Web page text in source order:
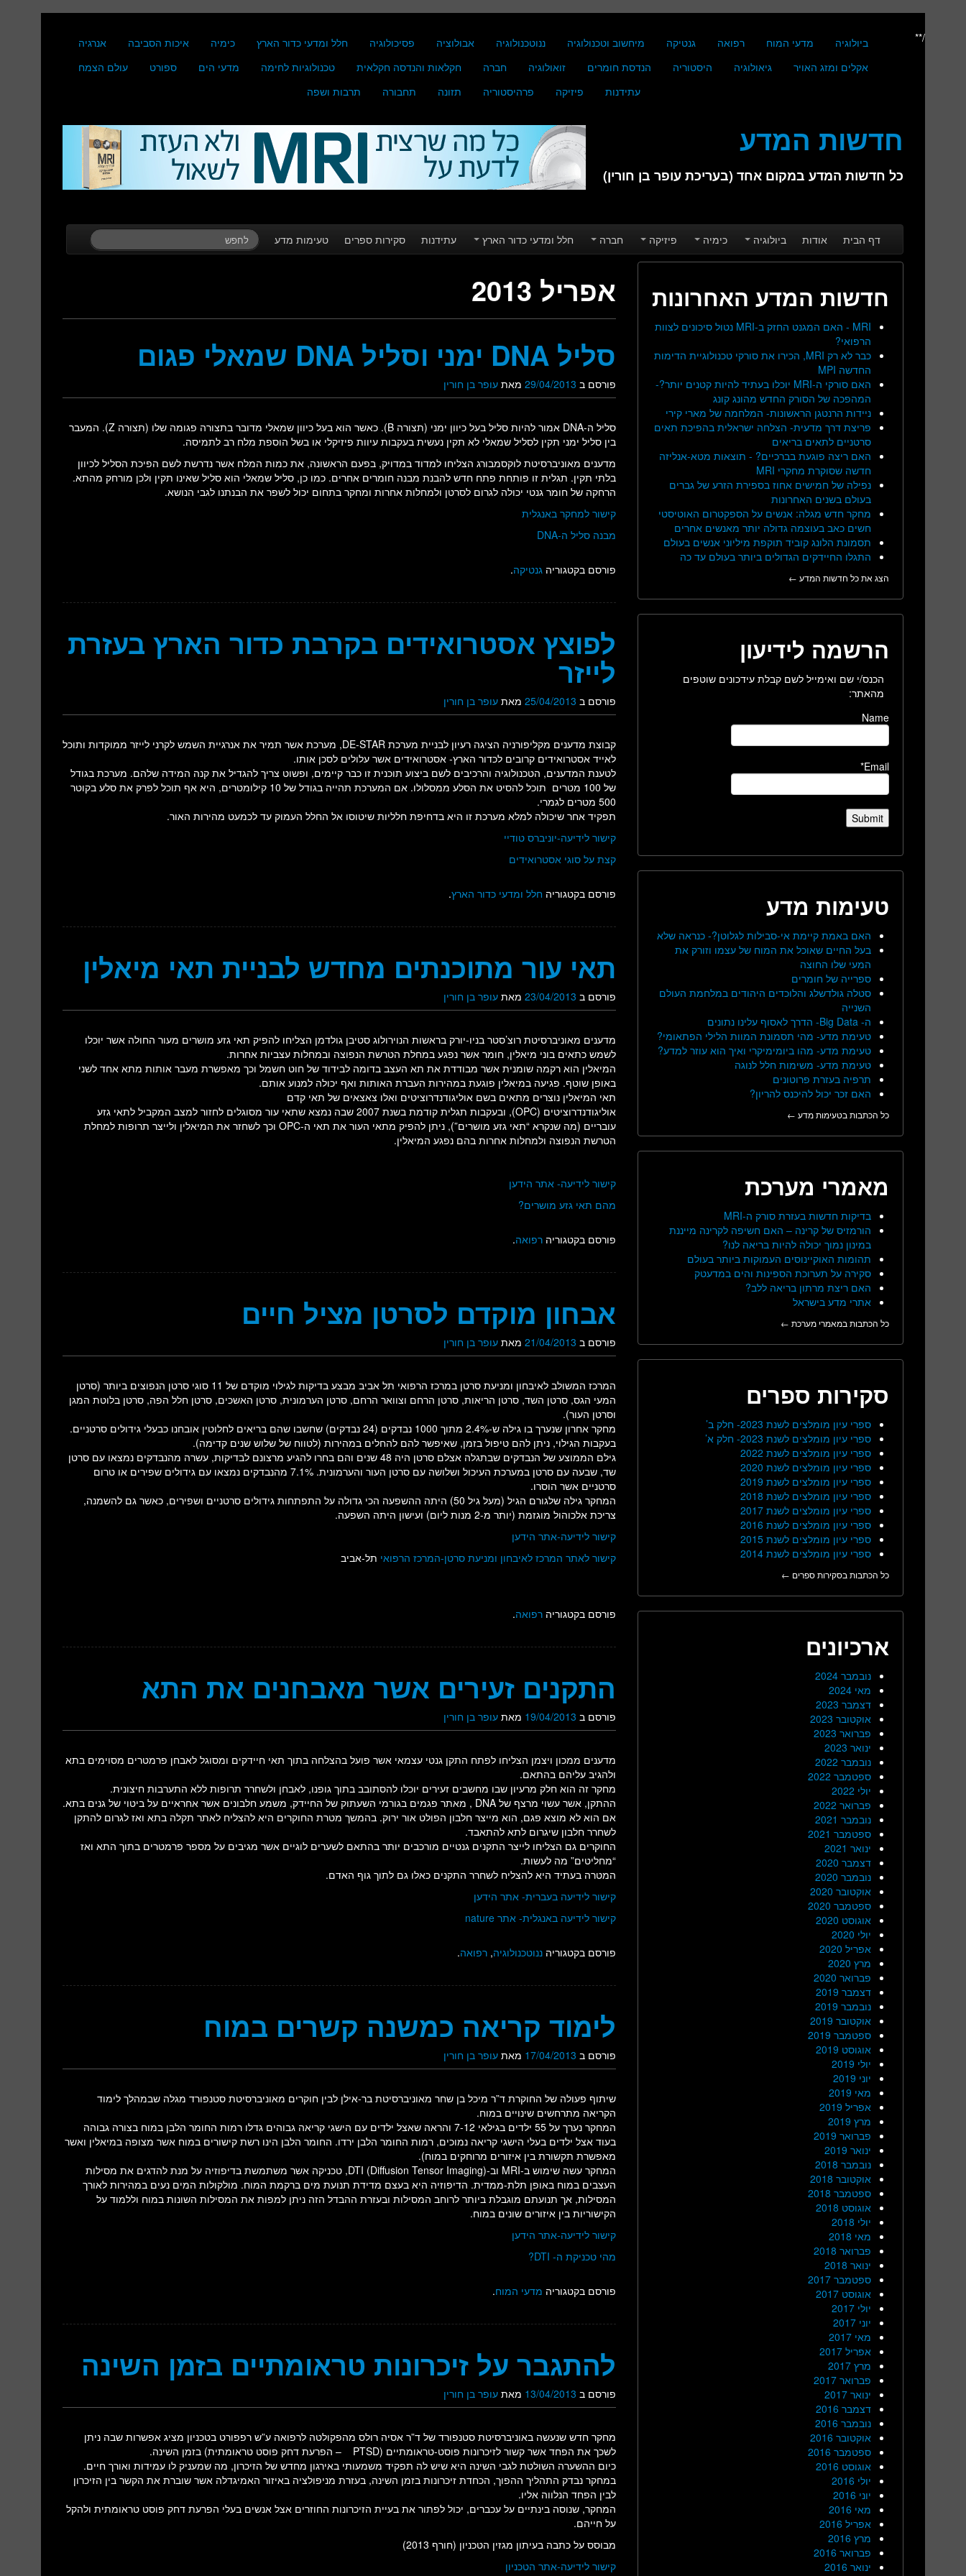
ביולוגיה מדעי המוח רפואה גנטיקה מיחשוב וטכנולוגיה ננוטכנולוגיה אבולוציה פסיכולוגיה חלל ומדעי כדור הארץ כימיה איכות הסביבה
אנרגיה
אקלים ומזג האויר
גיאולוגיה היסטוריה הנדסת חומרים זואולוגיה חברה חקלאות והנדסה חקלאית טכנולוגיות לחימה מדעי הים ספורט
עולם הצמח
עתידנות
פיזיקה פרהיסטוריה תזונה תחבורה תרבות ושפה
חדשות המדע
כל חדשות המדע במקום אחד (בעריכת עופר בן חורין)
Main menu
דף הבית אודות ביולוגיה כימיה פיזיקה חברה חלל ומדעי כדור הארץ עתידנות סקירות ספרים טעימות מדע
אפריל 2013
סליל DNA ימני וסליל DNA שמאלי פגום
פורסם ב 29/04/2013 מאת עופר בן חורין
סליל ה-DNA אמור להיות סליל בעל כיוון ימני (תצורה B). כאשר הוא בעל כיוון שמאלי מדובר בתצורה פגומה שלו (תצורה Z). המעבר
בין סליל ימני תקין לסליל שמאלי לא תקין נעשית בעקבות עיוות פיזיקלי או בשל הוספת מלח רב לתמיסה.
מדענים מאוניברסיטת לוקסמבורג הצליחו למדוד במדויק, בפעם הראשונה, את כמות המלח אשר נדרשת לשם הפיכת הסליל לכיוון
בלתי תקין. תגלית זו פותחת פתח חדש להבנת מבנה חומרים אחרים. כמו כן, סליל שמאלי הוא סליל שאינו תקין ולכן מורחק מהתא.
הרחקה של חומר גנטי יכולה לגרום לסרטן ולמחלות אחרות ומחקר בתחום יכול לשפר את הבנתנו לגבי הנושא.
קישור למחקר באנגלית
מבנה סליל ה-DNA
פורסם בקטגוריה גנטיקה.
לפוצץ אסטרואידים בקרבת כדור הארץ בעזרת
לייזר
פורסם ב 25/04/2013 מאת עופר בן חורין
קבוצת מדענים מקליפורניה הציגה רעיון לבניית מערכת DE-STAR, מערכת אשר תמיר את אנרגיית השמש לקרני לייזר ממוקדות ותוכל
לאייד אסטרואידים קרובים לכדור הארץ- אסטרואידים אשר עלולים לסכן אותו.
לטענת המדענים, הטכנולוגיה והרכיבים לשם ביצוע תוכנית זו כבר קיימים, ופשוט צריך להגדיל את קנה המידה שלהם. מערכת בגודל
של 100 מטרים תוכל להסיט את הסלע ממסלולו. אם המערכת תהייה בגודל של 10 קילומטרים, היא אף תוכל לפרק את סלע בקוטר
500 מטרים לגמרי.
תפקיד אחר שיכולה למלא מערכת זו היא בדחיפת חלליות שיטוסו אל החלל העמוק עד לכמעט מהירות האור.
קישור לידיעה-יוניברס טודיי
קצת על סוגי אסטרואידים
פורסם בקטגוריה חלל ומדעי כדור הארץ.
תאי עור מתוכנתים מחדש לבניית תאי מיאלין
פורסם ב 23/04/2013 מאת עופר בן חורין
מדענים מאוניברסיטת רוצ’סטר בניו-יורק בראשות הנוירולוג סטיבן גולדמן הצליחו להפיק תאי גזע מושרים מעור החולה אשר יוכלו
לשמש כתאים בוני מיאלין, חומר אשר נפגע במחלת הטרשת הנפוצה ובמחלות עצביות אחרות.
המיאלין הוא רקמה שומנית אשר מבודדת את תא העצב בדומה לבידוד של חוט חשמל וכך מאפשרת מעבר אותות מתא אחד לשני
באופן שוטף. פגיעה במיאלין פוגעת במהירות העברת האותות ואף יכולה למנוע אותם.
תאי המיאלין נוצרים מתאים בשם אוליגודנדרוציטים ואלו צאצאים של תאי קדם
אוליגודנדרוציטים (OPC), ובעקבות תגלית קודמת בשנת 2007 שבה נמצא שתאי עור מסוגלים לחזור למצב המקביל לתאי גזע
עובריים (מה שנקרא “תאי גזע מושרים”), ניתן להפיק מתאי העור את תאי ה-OPC וכך לשחזר את המיאלין ולייצר תרופות למחלת
הטרשת הנפוצה ולמחלות אחרות בהם נפגע המיאלין.
קישור לידיעה- אתר הידען
מהם תאי גזע מושרים?
פורסם בקטגוריה רפואה.
אבחון מוקדם לסרטן מציל חיים
פורסם ב 21/04/2013 מאת עופר בן חורין
המרכז המשולב לאיבחון ומניעת סרטן במרכז הרפואי תל אביב מבצע בדיקות לגילוי מוקדם של 11 סוגי סרטן הנפוצים ביותר (סרטן
המעי הגס, סרטן השד, סרטן הריאות, סרטן הרחם וצוואר הרחם, סרטן הערמונית, סרטן האשכים, סרטן חלל הפה, סרטן בלוטת המגן
וסרטן העור).
מחקר אחרון שנערך בו גילה ש-2.4% מתוך 1000 נבדקים (24 נבדקים) שחשבו שהם בריאים לחלוטין אובחנו כבעלי גידולים סרטניים.
בעקבות הגילוי, ניתן להם טיפול בזמן, שאיפשר להם להחלים במהירות (לטווח של שלוש שנים קדימה).
גילם הממוצע של הנבדקים שבתגלה אצלם סרטן היה 48 שנים והם בחרו להגיע מרצונם לבדיקות, עשרה מהנבדקים נמצאו עם סרטן
שד, שבעה עם סרטן במערכת העיכול ושלושה עם סרטן העור והערמונית. 7.1% מהנבדקים נמצאו עם גידולים שפירים או טרום
סרטניים אשר הוסרו.
המחקר גילה שלגורם הגיל (מעל גיל 50) היתה ההשפעה הכי גדולה על התפתחות גידולים סרטניים ושפירים, כאשר גם להשמנה,
צריכת אלכוהול מוגזמת (יותר מ-2 מנות ליום) ועישון היתה השפעה.
קישור לידיעה-אתר הידען
קישור לאתר המרכז לאיבחון ומניעת סרטן-המרכז הרפואי תל-אביב
פורסם בקטגוריה רפואה.
התקנים זעירים אשר מאבחנים את התא
פורסם ב 19/04/2013 מאת עופר בן חורין
מדענים ממכון ויצמן הצליחו לפתח התקן גנטי עצמאי אשר פועל בהצלחה בתוך תאי חיידקים ומסוגל לאבחן פרמטרים מסוימים בתא
ולהגיב עליהם בהתאם.
מחקר זה הוא חלק מרעיון שבו מחשבים זעירים יוכלו להסתובב בתוך גופנו, לאבחן ולשחרר תרופות ללא התערבות חיצונית.
ההתקן, אשר עשוי מרצף של DNA , מאתר פגמים בגורמי השעתוק של החיידק, משמע חלבונים אשר אחראיים על ביטוי של גנים בתא.
אם הוא לא מוצא פגם, הוא מייצר חלבון הפולט אור ירוק. בהמשך מטרת החוקרים היא להצליח לאתר תקלה בתא ואז לגרום להתקן
לשחרר חלבון שיגרום לתא להתאבד.
החוקרים גם הצליחו לייצר התקנים גנטיים מורכבים יותר בהתאם לשערים לוגיים אשר מגיבים על מספר פרמטרים בתוך התא ואז
“מחליטים” מה לעשות.
המטרה בעתיד היא להצליח לשחרר התקנים כאלו גם לתוך גוף האדם.
קישור לידיעה בעברית- אתר הידען
קישור לידיעה באנגלית- אתר nature
פורסם בקטגוריה ננוטכנולוגיה, רפואה.
לימוד קריאה כמשנה קשרים במוח
פורסם ב 17/04/2013 מאת עופר בן חורין
שיתוף פעולה של החוקרת ד”ר מיכל בן שחר מאוניברסיטת בר-אילן לבין חוקרים מאוניברסיטת סטנפורד מגלה שבמהלך לימוד
הקריאה מתרחשים שינויים במוח.
המחקר נערך על 55 ילדים בגילאי 7-12 והראה שאצל ילדים עם הישגי קריאה גבוהים גדלו רמות החומר הלבן במוח בצורה גבוהה
בעוד אצל ילדים בעלי הישגי קריאה נמוכים, רמות החומר הלבן ירדו. החומר הלבן הינו רשת קישורים במוח אשר מצופה במיאלין ואשר
מאפשרת תקשורת בין איזורים מרוחקים במוח).
המחקר עשה שימוש ב-MRI וב-DTI (Diffusion Tensor Imaging), טכניקה אשר משתמשת בדיפוזיה על מנת להדגים את מסילות
העצבים במוח באופן תלת-ממדית. הדיפוזיה היא בעצם מדידת תנועת מים ברקמת המוח. מולקולות המים נעים במהירות לאורך
המסילות, אך תנועתם מוגבלת ביותר לרוחב המסילות ובעזרת ההבדל הזה ניתן למפות את המסילות השונות במוח וללמוד על
הקישוריות בין איזורים שונים במוח.
קישור לידיעה-אתר הידען
מהי טכניקת ה- DTI?
פורסם בקטגוריה מדעי המוח.
להתגבר על זיכרונות טראומתיים בזמן השינה
פורסם ב 13/04/2013 מאת עופר בן חורין
מחקר חדש שנעשה באוניברסיטת סטנפורד של ד”ר אסיה רולס מהפקולטה לרפואה ע”ש רפפורט בטכניון מציג אפשרות שבה ניתן
לשכך את הפחד אשר קשור לזיכרונות פוסט-טראומתיים (PTSD – הפרעת דחק פוסט טראומתית) בזמן השינה.
כיום ההשערה השולטת לגבי השינה היא שיש לה תפקיד משמעותי באירגון מחדש של הזיכרון, מה שמעניק לו עמידות ואורך חיים.
במחקר נבדק התהליך ההפוך, הכחדת זיכרונות בזמן השינה, בעזרת מניפולציה באיזור האמיגדלה אשר שוברת את הקשר בין הזיכרון
לבין הפחד הנלווה אליו.
המחקר, שנוסה בינתיים על עכברים, יכול לפתור את בעיית הזיכרונות החוזרים אצל אנשים בעלי הפרעת דחק פוסט טראומתית ולהקל
על חייהם.
מבוסס על כתבה בעיתון מגזין הטכניון (חורף 2013)
קישור לידיעה-אתר הטכניון
חדשות המדע האחרונות
MRI - האם המגנט החזק ב-MRI נטול סיכונים לצוות
הרפואי?
כבר לא רק MRI, הכירו את סורקי טכנולוגיית הדימות
החדשה MPI
האם סורקי ה-MRI יוכלו בעתיד להיות קטנים יותר?-
המהפכה של הסורק החדש מהונג קונג
ניידות הרנטגן הראשונות- המלחמה של מארי קירי
פריצת דרך מדעית- הצלחה ישראלית בהפיכת תאים
סרטניים לתאים בריאים
האם ריצה פוגעת בברכיים? - תוצאות מטא-אנליזה
חדשה שסוקרת מחקרי MRI
נפילה של חמישים אחוז בספירת הזרע של גברים
בעולם בשנים האחרונות
מחקר חדש מגלה: אנשים על הספקטרום האוטיסטי
חשים כאב בעוצמה גדולה יותר מאנשים אחרים
תסמונת הלונג קוביד תוקפת מיליוני אנשים בעולם
התגלו החיידקים הגדולים ביותר בעולם עד כה
הצג את כל חדשות המדע ←
הרשמה לידיעון
הכנס/י שם ואימייל לשם קבלת עידכונים שוטפים
מהאתר:
Name
Email*
טעימות מדע
האם באמת קיימת אי-סבילות לגלוטן?- כנראה שלא
בעל החיים שאוכל את המוח של עצמו וזורק את
המעי שלו החוצה
ספרייה של חומרים
סטלה גולדשלג והלוכדים היהודים במלחמת העולם
השנייה
ה- Big Data- הדרך לאסוף עלינו נתונים
טעימת מדע- מהי תסמונת המוות הלילי הפתאומי?
טעימת מדע- מהו ביומימיקרי ואיך הוא עוזר למדע?
טעימת מדע- משימות חלל לנוגה
תרפיה בעזרת פרוטונים
האם זכר יכול להיכנס להריון?
כל הכתבות בטעימות מדע ←
מאמרי מערכת
בדיקות חדשות בעזרת סורק ה-MRI
הורמזיס של קרינה – האם חשיפה לקרינה מייננת
במינון נמוך יכולה להיות בריאה לנו?
תהומות האוקיינוסים העמוקות ביותר בעולם
סקירה על תערוכת הספינות והים במדעטק
האם ריצת מרתון בריאה ללב?
אתרי מדע בישראל
כל הכתבות במאמרי מערכת ←
סקירות ספרים
ספרי עיון מומלצים לשנת 2023- חלק ב’
ספרי עיון מומלצים לשנת 2023- חלק א’
ספרי עיון מומלצים לשנת 2022
ספרי עיון מומלצים לשנת 2020
ספרי עיון מומלצים לשנת 2019
ספרי עיון מומלצים לשנת 2018
ספרי עיון מומלצים לשנת 2017
ספרי עיון מומלצים לשנת 2016
ספרי עיון מומלצים לשנת 2015
ספרי עיון מומלצים לשנת 2014
כל הכתבות בסקירות ספרים ←
ארכיונים
נובמבר 2024
מאי 2024
דצמבר 2023
אוקטובר 2023
פברואר 2023
ינואר 2023
נובמבר 2022
ספטמבר 2022
יולי 2022
פברואר 2022
נובמבר 2021
ספטמבר 2021
ינואר 2021
דצמבר 2020
נובמבר 2020
אוקטובר 2020
ספטמבר 2020
אוגוסט 2020
יולי 2020
אפריל 2020
מרץ 2020
פברואר 2020
דצמבר 2019
נובמבר 2019
אוקטובר 2019
ספטמבר 2019
אוגוסט 2019
יולי 2019
יוני 2019
מאי 2019
אפריל 2019
מרץ 2019
פברואר 2019
ינואר 2019
נובמבר 2018
אוקטובר 2018
ספטמבר 2018
אוגוסט 2018
יולי 2018
מאי 2018
פברואר 2018
ינואר 2018
ספטמבר 2017
אוגוסט 2017
יולי 2017
יוני 2017
מאי 2017
אפריל 2017
מרץ 2017
פברואר 2017
ינואר 2017
דצמבר 2016
נובמבר 2016
אוקטובר 2016
ספטמבר 2016
אוגוסט 2016
יולי 2016
יוני 2016
מאי 2016
אפריל 2016
מרץ 2016
פברואר 2016
ינואר 2016
/**